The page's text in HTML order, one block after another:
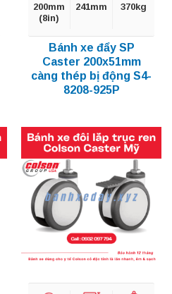
200mm
(8in)
241mm 370kg
Bánh xe đẩy SP
Caster 200x51mm
càng thép bị động S4-
8208-925P